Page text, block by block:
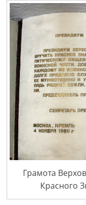
Грамота
Красного